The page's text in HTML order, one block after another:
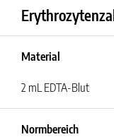
Material
2 mL EDTA-Blut
Normbereich